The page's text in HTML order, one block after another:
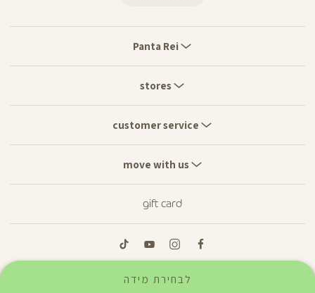
לבחירת מידה
Rei
Panta Rei
stores
with
service
customer service
gift card
facebook
instagram
youtube
tiktok